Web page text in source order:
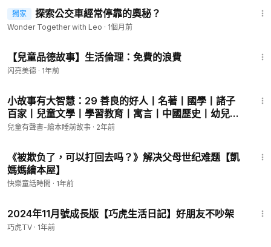
獨家 探索公交車經常停靠的奧秘？
Wonder Together with Leo · 1個月前
【兒童品德故事】生活倫理：免費的浪費
闪亮美德 · 1年前
小故事有大智慧：29 善良的好人丨名著丨國學丨諸子
百家丨兒童文學丨學習教育丨寓言丨中國歷史丨幼兒啟
蒙丨丨知識丨科普丨少兒丨有聲故事丨有聲書丨故事丨
兒童有聲書-繪本睡前故事 · 2年前
《被欺负了，可以打回去吗？》解决父母世纪难题【凱
媽媽繪本屋】
快樂童話時間 · 1年前
2024年11月號成長版【巧虎生活日記】好朋友不吵架
巧虎TV · 1年前